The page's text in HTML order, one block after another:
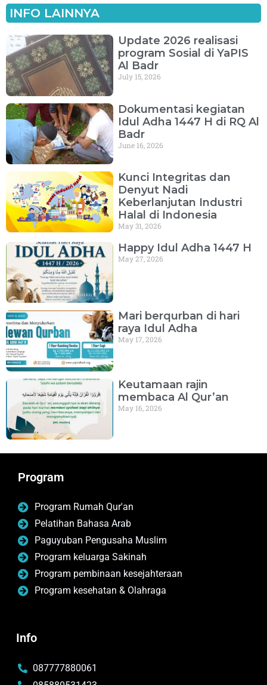
INFO LAINNYA
Update 2026 realisasi
program Sosial di YaPIS
Al Badr
July 15, 2026
Dokumentasi kegiatan
Idul Adha 1447 H di RQ Al
Badr
June 16, 2026
Kunci Integritas dan
Denyut Nadi
Keberlanjutan Industri
Halal di Indonesia
May 31, 2026
Happy Idul Adha 1447 H
May 27, 2026
Mari berqurban di hari
raya Idul Adha
May 17, 2026
Keutamaan rajin
membaca Al Qur’an
May 16, 2026
Program
Program Rumah Qur'an
Pelatihan Bahasa Arab
Paguyuban Pengusaha Muslim
Program keluarga Sakinah
Program pembinaan kesejahteraan
Program kesehatan & Olahraga
Info
087777880061